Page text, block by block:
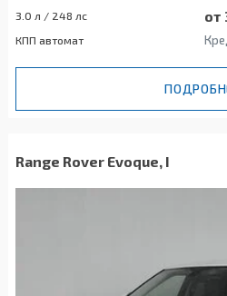
3.0 л / 248 лс от
КПП автомат
Range Rover Evoque, I